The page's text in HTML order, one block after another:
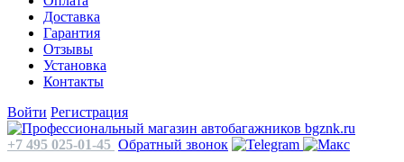
Доставка
Гарантия
Отзывы
Установка
Контакты
Войти Регистрация
+7 495 025-01-45 Обратный звонок